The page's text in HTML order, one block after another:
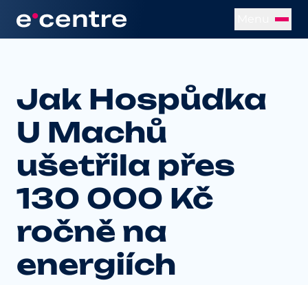
Jak Hospůdka
U Machů
ušetřila přes
130 000 Kč
ročně na
energiích